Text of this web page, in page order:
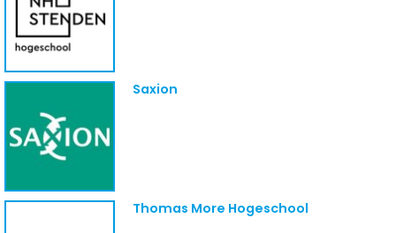
Saxion
Thomas More Hogeschool